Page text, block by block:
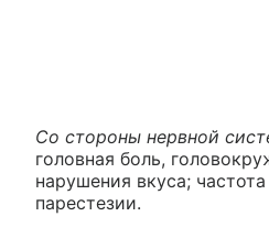
Со стороны нервной
головная боль,
нарушения вкуса;
парестезии.